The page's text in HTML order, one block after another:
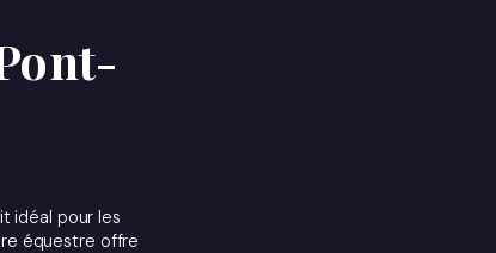
idéal pour les
équestre offre